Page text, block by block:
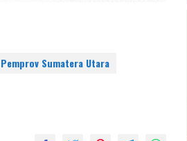
Pemprov Sumatera Utara